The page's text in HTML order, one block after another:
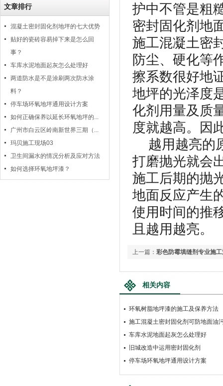
文章排行
混凝土密封固化剂地坪的七大优势
贴好的瓷砖容易掉下来是怎么回
事？
车库水泥地面起灰怎么处理好
两道防水是不是涂刷两次防水涂
料？
停车场环氧地坪通用设计方案
如何正确保养以延长环氧地坪的...
广州市白云区岭南新世界三期（...
玛贝施工现场03
卫生间漏水的情况分析及应对方法
如何选择环氧地坪漆？
护中不管是粗
密封固化剂地
施工混凝土密
防尘、硬化等
擦系数很好地
地坪的光泽度
化剂用量及质
度就越高。因
越用越亮的
打磨抛光就会
施工后期的抛
地面反应产生
使用时间的推
且越用越亮。
上一篇： 彩色防霉填缝剂专业施
相关内容
环氧树脂地坪漆的施工及保养方法
施工混凝土密封固化剂可防地面油
车库水泥地面起灰怎么处理好
旧城改造中运用密封固化剂
停车场环氧地坪通用设计方案